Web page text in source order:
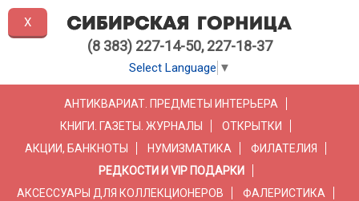
(8 383) 227-14-50, 227-18-37
Select Language ▼
АНТИКВАРИАТ. ПРЕДМЕТЫ ИНТЕРЬЕРА
КНИГИ. ГАЗЕТЫ. ЖУРНАЛЫ
ОТКРЫТКИ
АКЦИИ, БАНКНОТЫ
НУМИЗМАТИКА
ФИЛАТЕЛИЯ
РЕДКОСТИ И VIP ПОДАРКИ
АКСЕССУАРЫ ДЛЯ КОЛЛЕКЦИОНЕРОВ
ФАЛЕРИСТИКА
X